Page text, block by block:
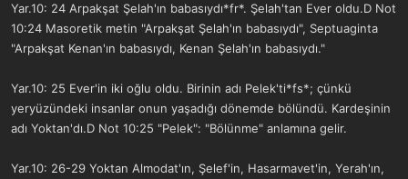
Yar.10: 24 Arpakşat Şelah'ın babasıydı*fr*. Şelah'tan Ever oldu.D Not
10:24 Masoretik metin "Arpakşat Şelah'ın babasıydı", Septuaginta
"Arpakşat Kenan'ın babasıydı, Kenan Şelah'ın babasıydı."
Yar.10: 25 Ever'in iki oğlu oldu. Birinin adı Pelek'ti*fs*; çünkü
yeryüzündeki insanlar onun yaşadığı dönemde bölündü. Kardeşinin
adı Yoktan'dı.D Not 10:25 "Pelek": "Bölünme" anlamına gelir.
Yar.10: 26-29 Yoktan Almodat'ın, Şelef'in, Hasarmavet'in, Yerah'ın,